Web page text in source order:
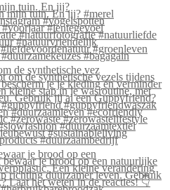
tuin. En jij?
de synthetische vez
je brood op een